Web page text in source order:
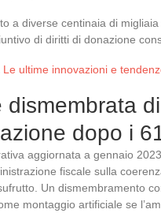
a diverse centinaia di
di diritti di donazione
Le ultime innovazioni e
dismembrata
dopo i
aggiornata a gennaio
fiscale sulla
Un dismembramento
montaggio artificiale se